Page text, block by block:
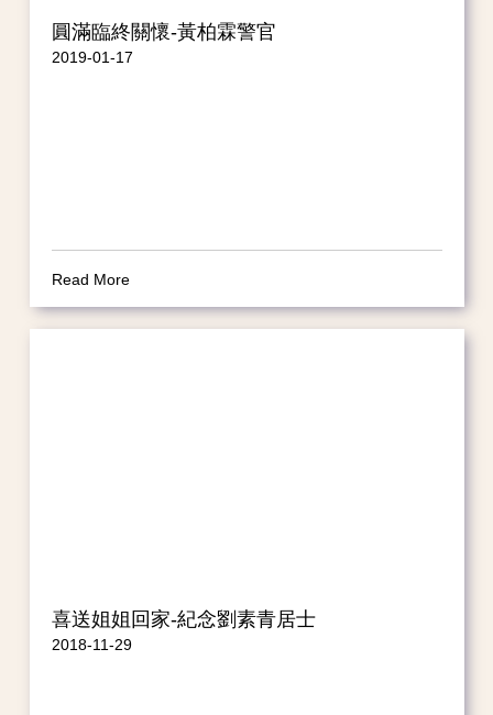
圓滿臨終關懷-黃柏霖警官
2019-01-17
Read More
喜送姐姐回家-紀念劉素青居士
2018-11-29